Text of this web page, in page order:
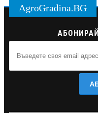
AgroGradina.BG